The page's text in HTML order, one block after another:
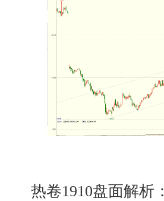
热卷1910盘面解析